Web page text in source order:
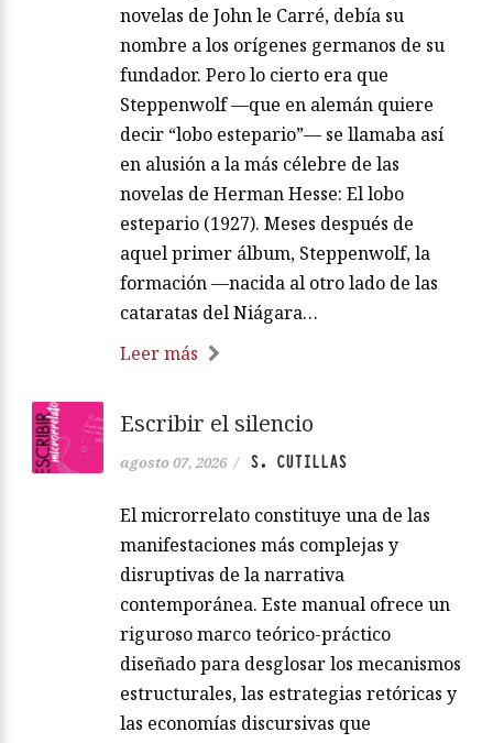
novelas de John le Carré, debía su
nombre a los orígenes germanos de su
fundador. Pero lo cierto era que
Steppenwolf —que en alemán quiere
decir “lobo estepario”— se llamaba así
en alusión a la más célebre de las
novelas de Herman Hesse: El lobo
estepario (1927). Meses después de
aquel primer álbum, Steppenwolf, la
formación —nacida al otro lado de las
cataratas del Niágara…
Leer más
Escribir el silencio
agosto 07, 2026 / S. CUTILLAS
El microrrelato constituye una de las
manifestaciones más complejas y
disruptivas de la narrativa
contemporánea. Este manual ofrece un
riguroso marco teórico-práctico
diseñado para desglosar los mecanismos
estructurales, las estrategias retóricas y
las economías discursivas que